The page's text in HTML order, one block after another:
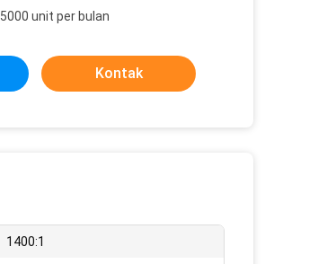
5000 unit per bulan
Kontak
1400:1